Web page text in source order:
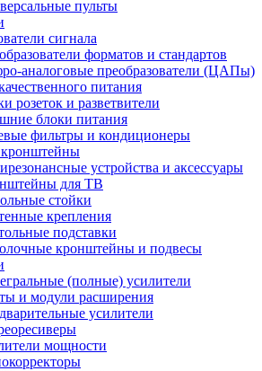
пульты
сигнала
форматов и стандартов
аналоговые преобразователи (ЦАПы)
питания
розеток и разветвители
блоки питания
фильтры и кондиционеры
устройства и аксессуары
для ТВ
стойки
крепления
подставки
кронштейны и подвесы
(полные) усилители
и модули расширения
усилители
мощности